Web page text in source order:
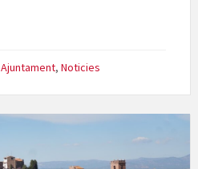
Ajuntament, Noticies